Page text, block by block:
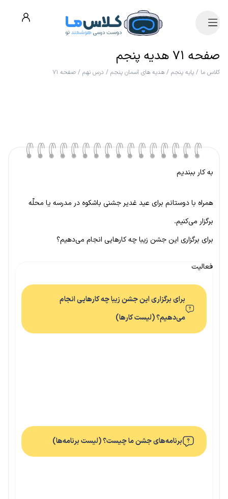
صفحه ۷۱ هدیه پنجم
کلاس ما / پایه پنجم /هدیه های آسمان پنجم / درس نهم / صفحه ۷۱
به کار ببندیم
همراه با دوستانم برای عید غدیر جشنی باشکوه در مدرسه یا محلّه
برگزار می‌کنیم.
برای برگزاری این جشن زیبا چه کارهایی انجام می‌دهیم؟
فعالیت
برای برگزاری این جشن زیبا چه کارهایی انجام
می‌دهیم؟ (لیست کارها)
برنامه‌های جشن ما چیست؟ (لیست برنامه‌ها)